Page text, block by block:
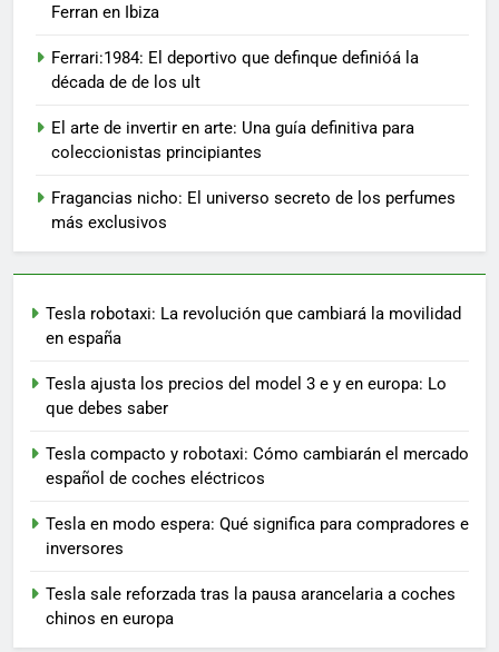
Ferran en Ibiza
Ferrari:1984: El deportivo que definque definióá la
década de de los ult
El arte de invertir en arte: Una guía definitiva para
coleccionistas principiantes
Fragancias nicho: El universo secreto de los perfumes
más exclusivos
Tesla robotaxi: La revolución que cambiará la movilidad
en españa
Tesla ajusta los precios del model 3 e y en europa: Lo
que debes saber
Tesla compacto y robotaxi: Cómo cambiarán el mercado
español de coches eléctricos
Tesla en modo espera: Qué significa para compradores e
inversores
Tesla sale reforzada tras la pausa arancelaria a coches
chinos en europa